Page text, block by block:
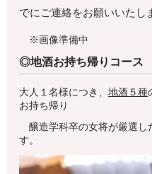
でにご連絡をお願いいたし
※画像準備中
◎地酒お持ち帰りコース
大人１名様につき、地酒５種
お持ち帰り
醸造学科卒の女将が厳選し
す。